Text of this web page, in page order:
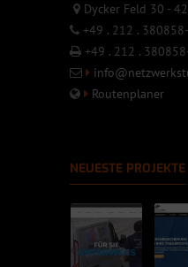
Dycker Feld 30 -
+49 . 212 .
+49 . 212 .
Routenplaner
NEUESTE PROJEKTE